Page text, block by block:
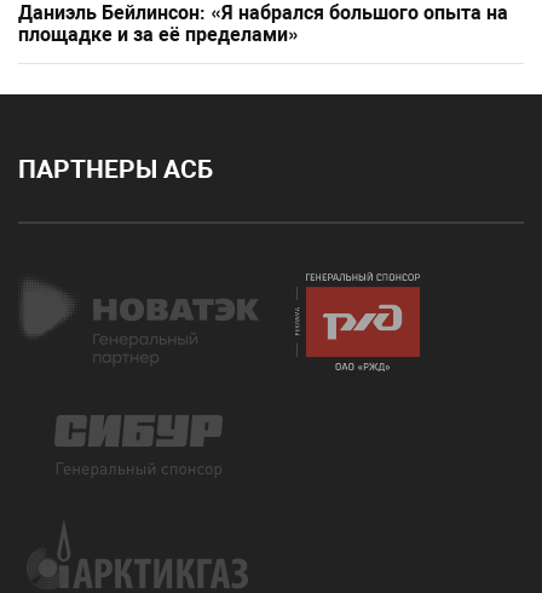
Даниэль Бейлинсон: «Я набрался большого опыта на
площадке и за её пределами»
ПАРТНЕРЫ АСБ